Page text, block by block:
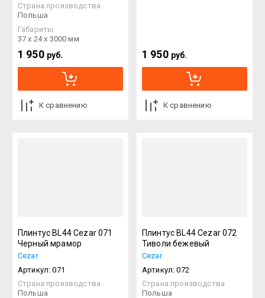
Страна производства
Польша
Габариты
37 х 24 х 3000 мм
1 950 руб.
К сравнению
1 950 руб.
К сравнению
Плинтус BL44 Cezar 071
Черный мрамор
Cezar
Артикул: 071
Страна производства
Польша
Плинтус BL44 Cezar 072
Тиволи бежевый
Cezar
Артикул: 072
Страна производства
Польша